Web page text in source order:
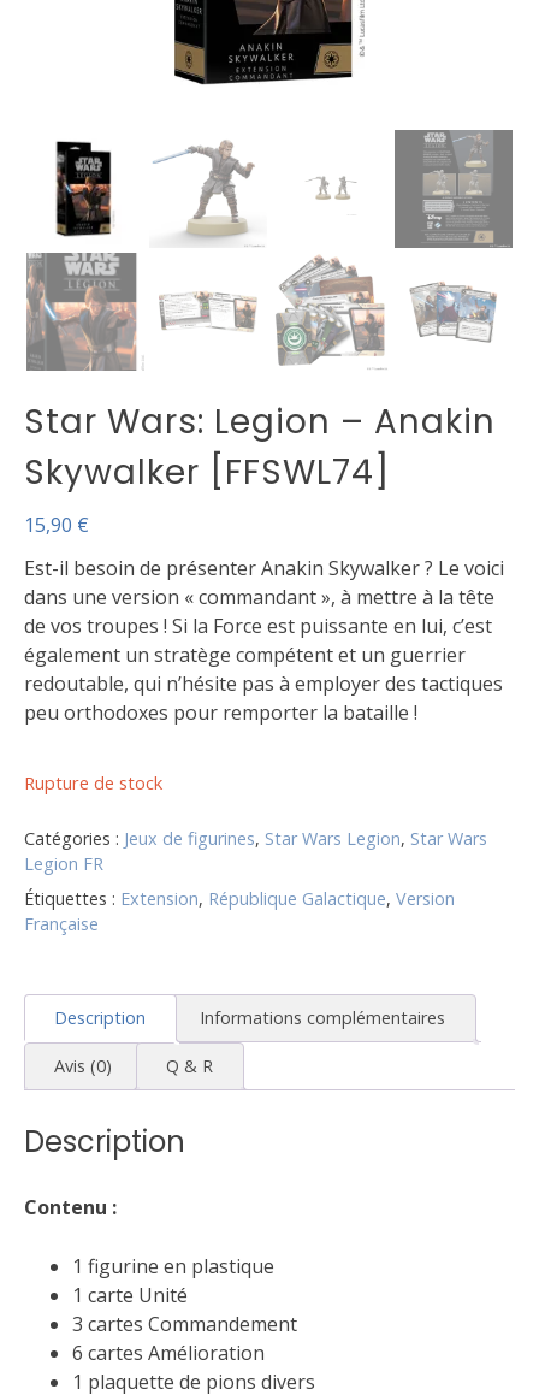
Star Wars: Legion – Anakin
Skywalker [FFSWL74]
15,90 €
Est-il besoin de présenter Anakin Skywalker ? Le voici
dans une version « commandant », à mettre à la tête
de vos troupes ! Si la Force est puissante en lui, c’est
également un stratège compétent et un guerrier
redoutable, qui n’hésite pas à employer des tactiques
peu orthodoxes pour remporter la bataille !
Rupture de stock
Catégories : Jeux de figurines, Star Wars Legion, Star Wars
Legion FR
Étiquettes : Extension, République Galactique, Version
Française
Description Informations complémentaires
Avis (0) Q & R
Description
Contenu :
1 figurine en plastique
1 carte Unité
3 cartes Commandement
6 cartes Amélioration
1 plaquette de pions divers